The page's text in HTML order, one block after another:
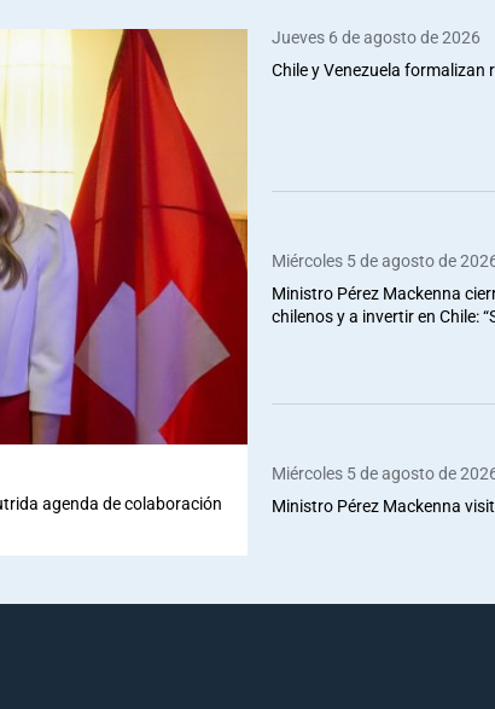
agenda de colaboración
Jueves 6 de agosto de 2026
Chile y Venezuela formalizan
Miércoles 5 de agosto de
Ministro Pérez Mackenna
chilenos y a invertir en Chile:
Miércoles 5 de agosto de
Ministro Pérez Mackenna